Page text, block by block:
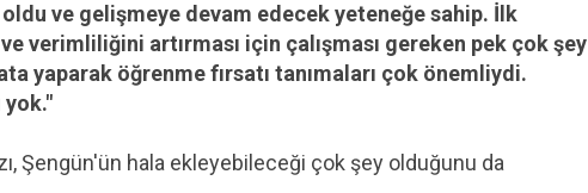
ve gelişmeye devam edecek yeteneğe sahip. İlk
verimliliğini artırması için çalışması gereken pek çok şey
yaparak öğrenme fırsatı tanımaları çok önemliydi.
yok."
Şengün'ün hala ekleyebileceği çok şey olduğunu da